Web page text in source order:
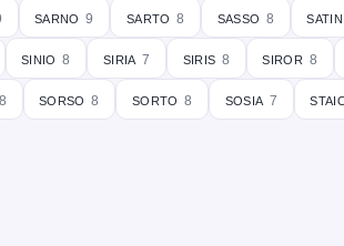
sarno 9 sarto 8 sasso 8 satin
sinio 8 siria 7 siris 8 siror 8
8 sorso 8 sorto 8 sosia 7